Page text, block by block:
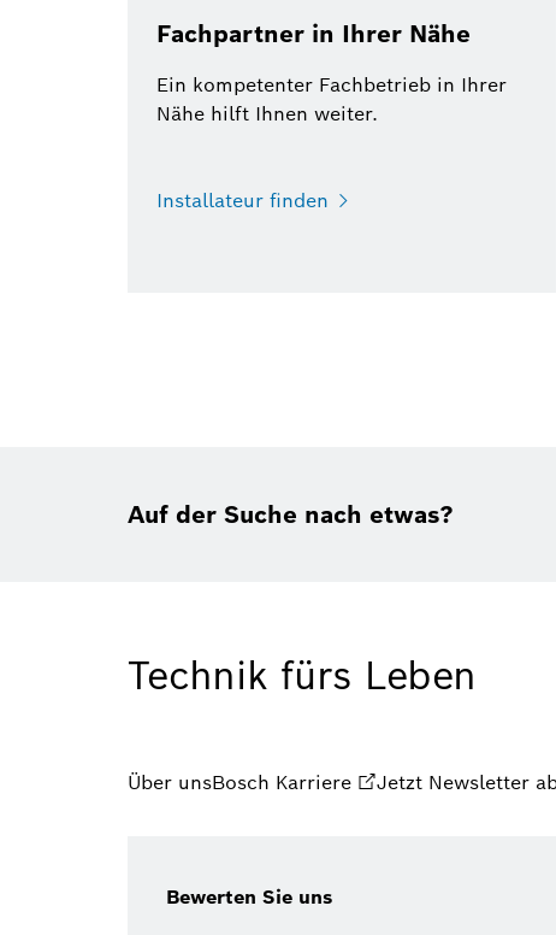
Fachpartner in Ihrer Nähe
Ein kompetenter Fachbetrieb in Ihrer
Nähe hilft Ihnen weiter.
Installateur finden
Auf der Suche nach etwas?
Technik fürs Leben
Über unsBosch Karriere Jetzt Newsletter
Bewerten Sie uns